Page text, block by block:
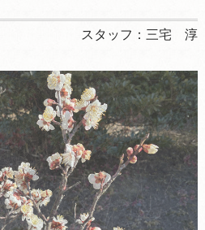
スタッフ： 三宅 淳